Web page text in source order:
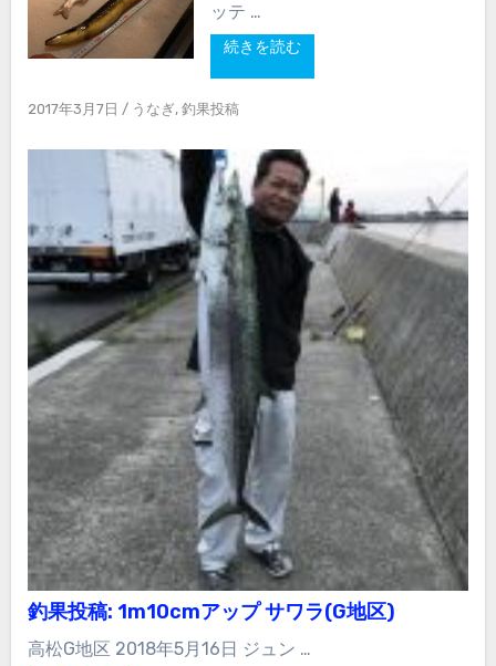
ッテ …
続きを読む
2017年3月7日 / うなぎ, 釣果投稿
釣果投稿: 1m10cmアップ サワラ(G地区)
高松G地区 2018年5月16日 ジュン …